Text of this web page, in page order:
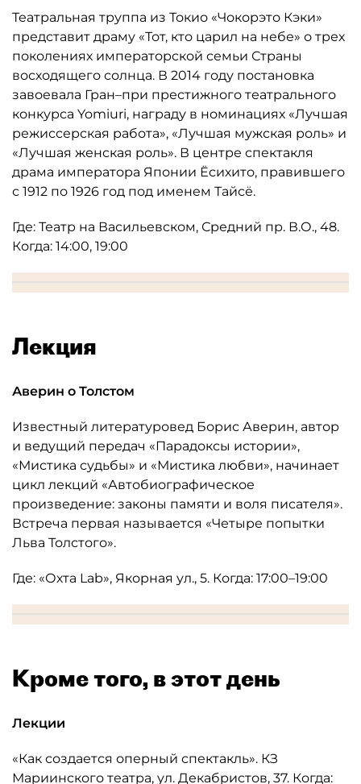
Театральная труппа из Токио «Чокорэто Кэки»
представит драму «Тот, кто царил на небе» о трех
поколениях императорской семьи Страны
восходящего солнца. В 2014 году постановка
завоевала Гран–при престижного театрального
конкурса Yomiuri, награду в номинациях «Лучшая
режиссерская работа», «Лучшая мужская роль» и
«Лучшая женская роль». В центре спектакля
драма императора Японии Ёсихито, правившего
с 1912 по 1926 год под именем Тайсё.
Где: Театр на Васильевском, Средний пр. В.О., 48.
Когда: 14:00, 19:00
Лекция
Аверин о Толстом
Известный литературовед Борис Аверин, автор
и ведущий передач «Парадоксы истории»,
«Мистика судьбы» и «Мистика любви», начинает
цикл лекций «Автобиографическое
произведение: законы памяти и воля писателя».
Встреча первая называется «Четыре попытки
Льва Толстого».
Где: «Охта Lab», Якорная ул., 5. Когда: 17:00–19:00
Кроме того, в этот день
Лекции
«Как создается оперный спектакль». КЗ
Мариинского театра, ул. Декабристов, 37. Когда: